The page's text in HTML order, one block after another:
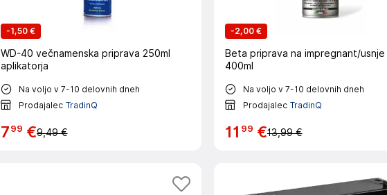
-1,50 €
WD-40 večnamenska priprava 250ml
aplikatorja
Na voljo v 7-10 delovnih dneh
Prodajalec TradinQ
799 €9,49 €
-2,00 €
Beta priprava na impregnant/usnje
400ml
Na voljo v 7-10 delovnih dneh
Prodajalec TradinQ
11 99 €13,99 €